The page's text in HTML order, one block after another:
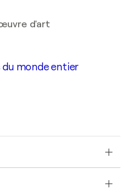
d'art
du monde entier